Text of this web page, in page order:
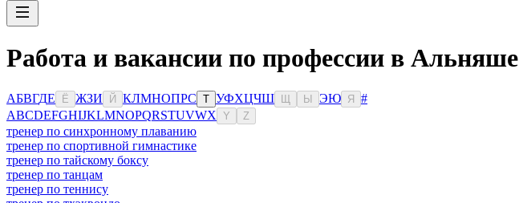
Работа и вакансии по профессии в Альняше
АБВГДЕ Ё ЖЗИ Й КЛМНОПРС Т УФХЦЧШ Ы ЭЮ Я
#
ABCDEFGHIJKLMNOPQRSTUVWX Y Z
тренер по синхронному плаванию
тренер по спортивной гимнастике
тренер по тайскому боксу
тренер по танцам
тренер по теннису